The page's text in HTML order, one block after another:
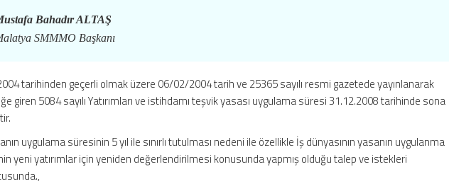
Bahadır ALTAŞ
SMMMO Başkanı
tarihinden geçerli olmak üzere 06/02/2004 tarih ve 25365 sayılı resmi gazetede yayınlanarak
giren 5084 sayılı Yatırımları ve istihdamı teşvik yasası uygulama süresi 31.12.2008 tarihinde sona
uygulama süresinin 5 yıl ile sınırlı tutulması nedeni ile özellikle İş dünyasının yasanın uygulanma
yeni yatırımlar için yeniden değerlendirilmesi konusunda yapmış olduğu talep ve istekleri